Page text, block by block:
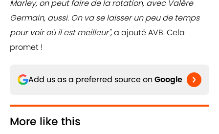
Marley, on peut faire de la rotation, avec Valère
Germain, aussi. On va se laisser un peu de temps
pour voir où il est meilleur",a ajouté AVB. Cela
promet !
Add us as a preferred source on Google
More like this